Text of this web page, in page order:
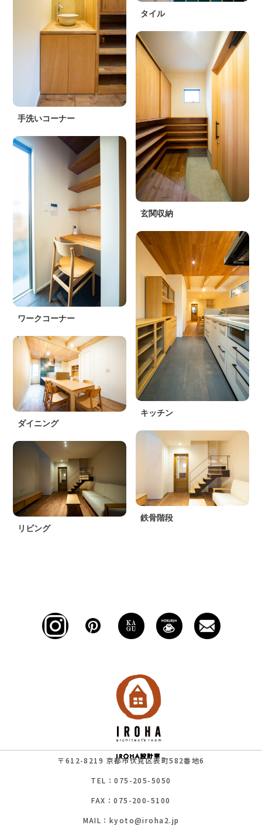
タイル
手洗いコーナー
玄関収納
ワークコーナー
キッチン
ダイニング
鉄骨階段
リビング
〒612-8219 京都市伏見区表町582番地6
TEL：075-205-5050
FAX：075-200-5100
MAIL：kyoto@iroha2.jp